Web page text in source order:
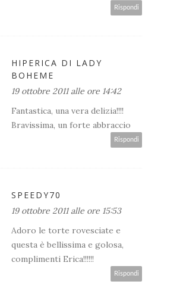
Rispondi
HIPERICA DI LADY
BOHEME
19 ottobre 2011 alle ore 14:42
Fantastica, una vera delizia!!!!
Bravissima, un forte abbraccio
Rispondi
SPEEDY70
19 ottobre 2011 alle ore 15:53
Adoro le torte rovesciate e
questa è bellissima e golosa,
complimenti Erica!!!!!!
Rispondi